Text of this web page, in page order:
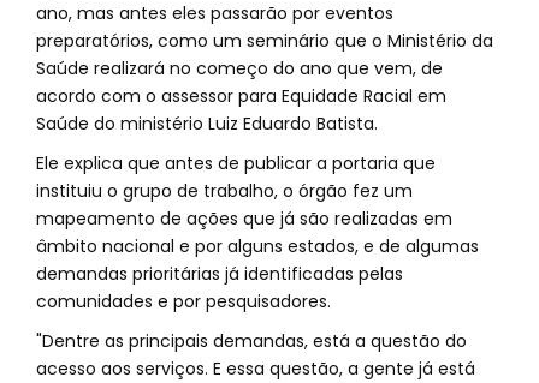
ano, mas antes eles passarão por eventos
preparatórios, como um seminário que o Ministério da
Saúde realizará no começo do ano que vem, de
acordo com o assessor para Equidade Racial em
Saúde do ministério Luiz Eduardo Batista.
Ele explica que antes de publicar a portaria que
instituiu o grupo de trabalho, o órgão fez um
mapeamento de ações que já são realizadas em
âmbito nacional e por alguns estados, e de algumas
demandas prioritárias já identificadas pelas
comunidades e por pesquisadores.
"Dentre as principais demandas, está a questão do
acesso aos serviços. E essa questão, a gente já está